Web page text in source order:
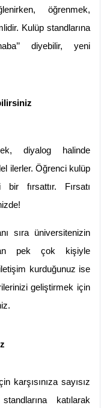
öğrenmek,
Kulüp standlarına
diyebilir, yeni
diyalog halinde
ilerler. Öğrenci kulüp
fırsattır. Fırsatı
sıra üniversitenizin
pek çok kişiyle
kurduğunuz ise
çok önemlidir. Siz de iletişim becerilerinizi geliştirmek için
karşısınıza sayısız
katılarak